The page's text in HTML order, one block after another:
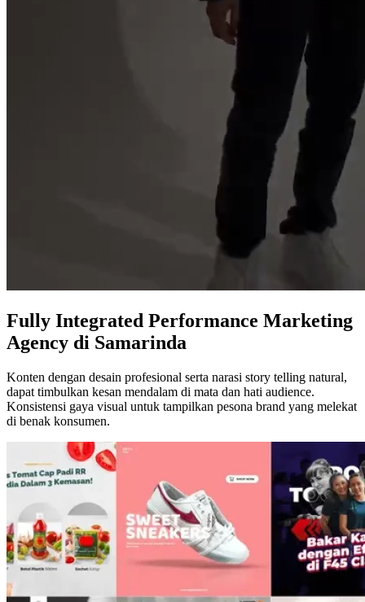
Fully Integrated Performance Marketing
Agency di Samarinda
Konten dengan desain profesional serta narasi story telling natural,
dapat timbulkan kesan mendalam di mata dan hati audience.
Konsistensi gaya visual untuk tampilkan pesona brand yang melekat
di benak konsumen.